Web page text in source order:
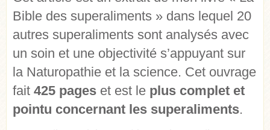
Bible des superaliments » dans lequel 20
autres superaliments sont analysés avec
un soin et une objectivité s’appuyant sur
la Naturopathie et la science. Cet ouvrage
fait 425 pages et est le plus complet et
pointu concernant les superaliments.